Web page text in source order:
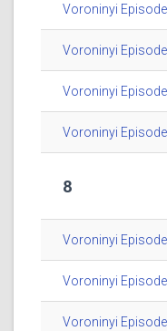
Voroninyi
Voroninyi
Voroninyi
Voroninyi
8
Voroninyi
Voroninyi
Voroninyi